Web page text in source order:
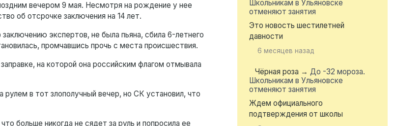
вечером 9 мая. Несмотря на рождение у нее
об отсрочке заключения на 14 лет.
экспертов, не была пьяна, сбила 6-летнего
промчавшись прочь с места происшествия.
на которой она российским флагом отмывала
в тот злополучный вечер, но СК установил, что
больше никогда не сядет за руль и попросила ее
Школьникам в Ульяновске
отменяют занятия
Это новость шестилетней
давности
6 месяцев назад
Чёрная роза → До -32 мороза.
Школьникам в Ульяновске
отменяют занятия
Ждем официального
подтверждения от школы